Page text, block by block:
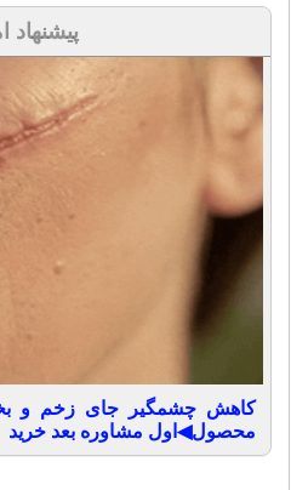
پیشنهاد
محصول◀اول مشاوره بعد خرید